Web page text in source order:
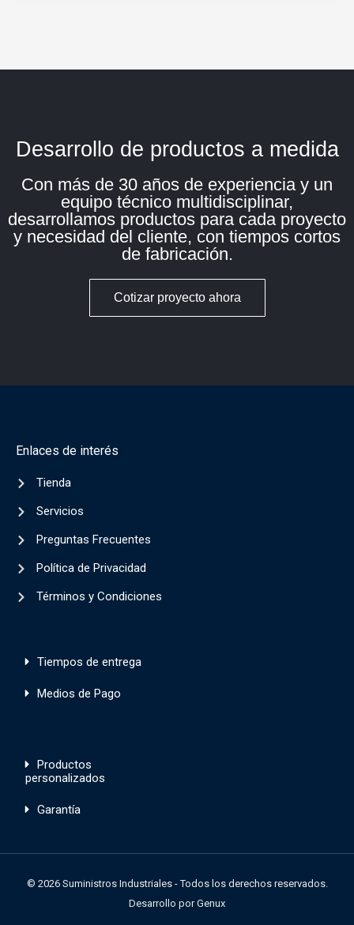
Desarrollo de productos a medida
Con más de 30 años de experiencia y un
equipo técnico multidisciplinar,
desarrollamos productos para cada proyecto
y necesidad del cliente, con tiempos cortos
de fabricación.
Cotizar proyecto ahora
Enlaces de interés
Tienda
Servicios
Preguntas Frecuentes
Política de Privacidad
Términos y Condiciones
Tiempos de entrega
Medios de Pago
Productos
personalizados
Garantía
© 2026 Suministros Industriales - Todos los derechos reservados.
Desarrollo porGenux